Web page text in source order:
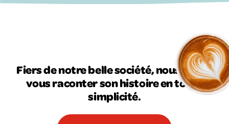
Fiers de notre belle société, nous allons
vous raconter son histoire en toute
simplicité.